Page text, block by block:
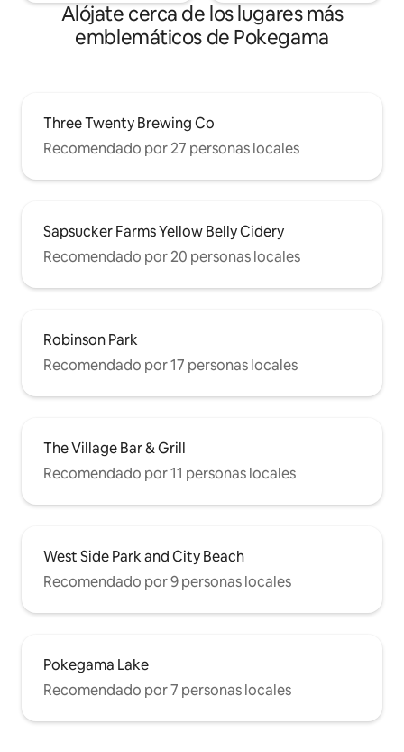
Alójate cerca de los lugares más
emblemáticos de Pokegama
Three Twenty Brewing Co
Recomendado por 27 personas locales
Sapsucker Farms Yellow Belly Cidery
Recomendado por 20 personas locales
Robinson Park
Recomendado por 17 personas locales
The Village Bar & Grill
Recomendado por 11 personas locales
West Side Park and City Beach
Recomendado por 9 personas locales
Pokegama Lake
Recomendado por 7 personas locales